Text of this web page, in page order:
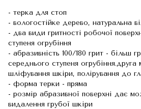
- терка для стоп
- вологостійке дерево, натуральна
- два види гритності робочої
ступеня огрубіння
- абразивність 100/180 грит - більш
середнього ступеня
шліфування шкіри, полірування до
- форма терки - пряма
- розмір абразивної поверхні дає
видалення грубої шкіри